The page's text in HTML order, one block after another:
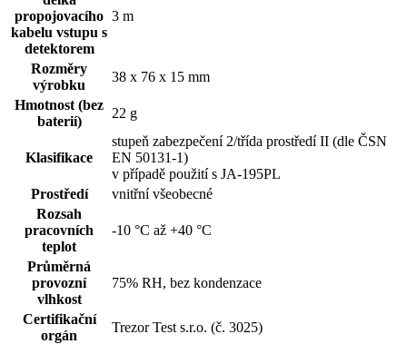
propojovacího
kabelu vstupu s
detektorem
3 m
Rozměry
výrobku
38 x 76 x 15 mm
Hmotnost (bez
baterií)
22 g
Klasifikace
stupeň zabezpečení 2/třída prostředí II (dle ČSN
EN 50131-1)
v případě použití s JA-195PL
Prostředí
vnitřní všeobecné
Rozsah
pracovních
teplot
-10 °C až +40 °C
Průměrná
provozní
vlhkost
75% RH, bez kondenzace
Certifikační
orgán
Trezor Test s.r.o. (č. 3025)